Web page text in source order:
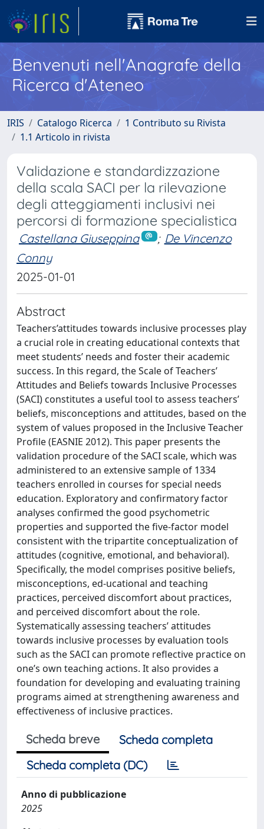
Benvenuti nell'Anagrafe della
Ricerca d'Ateneo
IRIS Catalogo Ricerca
1 Contributo su Rivista
1.1 Articolo in rivista
Validazione e standardizzazione
della scala SACI per la rilevazione
degli atteggiamenti inclusivi nei
percorsi di formazione specialistica
Castellana Giuseppina ; De Vincenzo
Conny
2025-01-01
Abstract
Teachers’attitudes towards inclusive processes play
a crucial role in creating educational contexts that
meet students’ needs and foster their academic
success. In this regard, the Scale of Teachers’
Attitudes and Beliefs towards Inclusive Processes
(SACI) constitutes a useful tool to assess teachers’
beliefs, misconceptions and attitudes, based on the
system of values proposed in the Inclusive Teacher
Profile (EASNIE 2012). This paper presents the
validation procedure of the SACI scale, which was
administered to an extensive sample of 1334
teachers enrolled in courses for special needs
education. Exploratory and confirmatory factor
analyses confirmed the good psychometric
properties and supported the five‐factor model
consistent with the tripartite conceptualization of
attitudes (cognitive, emotional, and behavioral).
Specifically, the model comprises positive beliefs,
misconceptions, ed‐ucational and teaching
practices, perceived discomfort about practices,
and perceived discomfort about the role.
Systematically assessing teachers’ attitudes
towards inclusive processes by evaluation tools
such as the SACI can promote reflective practice on
one’s own teaching actions. It also provides a
foundation for developing and evaluating training
programs aimed at strengthening awareness and
effectiveness of inclusive practices.
Scheda breve
Scheda completa
Scheda completa (DC)
Anno di pubblicazione
2025